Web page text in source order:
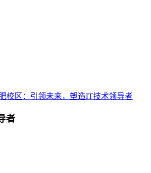
校区：引领未来，塑造IT技术领导者
者